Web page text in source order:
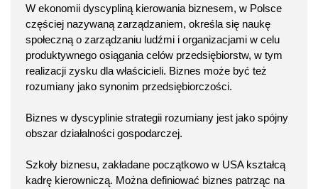
W ekonomii dyscypliną kierowania biznesem, w Polsce
częściej nazywaną zarządzaniem, określa się naukę
społeczną o zarządzaniu ludźmi i organizacjami w celu
produktywnego osiągania celów przedsiębiorstw, w tym
realizacji zysku dla właścicieli. Biznes może być też
rozumiany jako synonim przedsiębiorczości.
Biznes w dyscyplinie strategii rozumiany jest jako spójny
obszar działalności gospodarczej.
Szkoły biznesu, zakładane początkowo w USA kształcą
kadrę kierowniczą. Można definiować biznes patrząc na